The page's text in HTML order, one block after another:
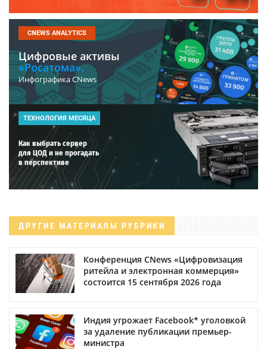
CNEWS ANALYTICS
Цифровые активы
«Росатома».
Инфографика CNews
ТЕХНОЛОГИЯ МЕСЯЦА
Как выбрать сервер
для ЦОД и не прогадать
в перспективе
ДРУГИЕ МАТЕРИАЛЫ РУБРИКИ
Конференция CNews «Цифровизация
ритейла и электронная коммерция»
состоится 15 сентября 2026 года
Индия угрожает Facebook* уголовкой
за удаление публикации премьер-
министра